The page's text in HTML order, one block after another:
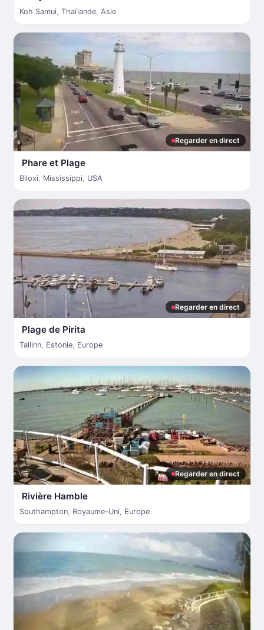
Koh Samui, Thaïlande, Asie
Regarder en direct
Phare et Plage
Biloxi, Mississippi, USA
Regarder en direct
Plage de Pirita
Tallinn, Estonie, Europe
Regarder en direct
Rivière Hamble
Southampton, Royaume-Uni, Europe